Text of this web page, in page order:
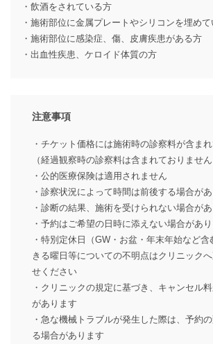
・飲酒をされている方
・施術部位に金属プレートやシリコンを埋め
・施術部位に感染症、傷、皮膚疾患がある方
・出血性疾患、ケロイド体質の方
注意事項
・チケット価格には施術時の診察料が含ま
（経過観察時の診察料は含まれておりません
・公的医療保険は適用されません
・診察状況によって時間は前後する場合が
・診断の結果、施術を受けられない場合が
・予約はご希望の日時に添えない場合があ
・特別定休日（GW・お盆・年末年始など
きる曜日等についての不明点はクリニック
せください
・クリニックの規定に基づき、キャンセル
があります
・急な機械トラブルが発生した際は、予約
る場合があります